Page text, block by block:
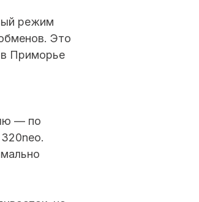
режим
Это
в Приморье
— по